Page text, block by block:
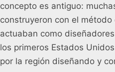
concepto es antiguo:
construyeron con el
actuaban como
los primeros Estados
por la región diseñando y